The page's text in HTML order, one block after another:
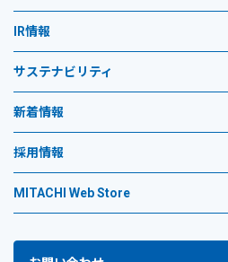
IR情報
サステナビリティ
新着情報
採用情報
MITACHI Web Store